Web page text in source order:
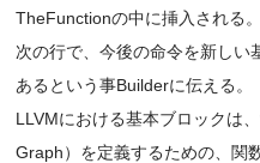
TheFunctionの中に挿入される。
次の行で、今後の命令を新しい
あるという事Builderに伝える。
LLVMにおける基本ブロックは
Graph）を定義するための、関